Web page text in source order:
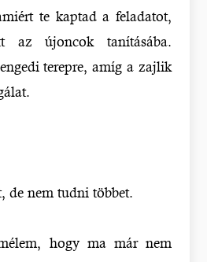
te kaptad a feladatot,
az újoncok tanításába.
terepre, amíg a zajlik
de nem tudni többet.
hogy ma már nem